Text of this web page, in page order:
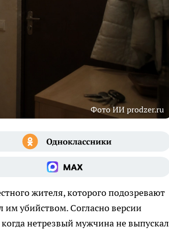
Фото ИИ prodzer.ru
жителя, которого подозревают
убийством. Согласно версии
нетрезвый мужчина не выпускал